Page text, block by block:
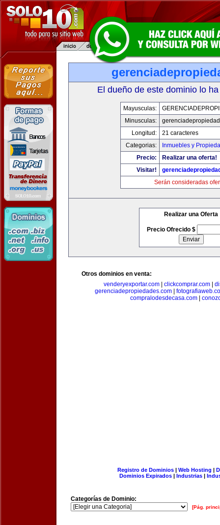
El dueño de este dominio lo
Mayusculas:
Minusculas:
Longitud:
21 caracteres
Categorias:
Inmuebles y
Precio:
Realizar una oferta!
Visitar!
Serán consideradas
Realizar una Oferta
Precio Ofrecido $
Otros dominios en venta:
venderyexportar.com
clickcomprar.com
gerenciadepropiedades.com|
compralodesdecasa.com|
Registro de Dominios| Web Hosting |
Dominios Expirados | Industrias |
Categorías de Dominio:
[Pág.